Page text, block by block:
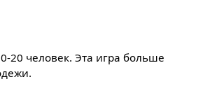
20 человек. Эта игра больше